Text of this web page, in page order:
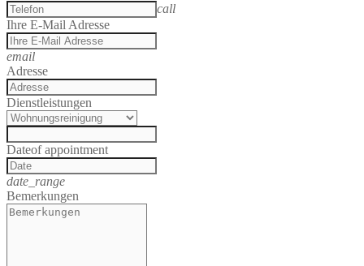
call
Ihre E-Mail Adresse
email
Adresse
Dienstleistungen
Dateof appointment
date_range
Bemerkungen